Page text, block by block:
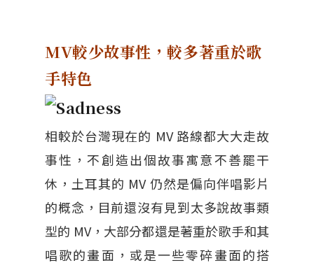
MV較少故事性，較多著重於歌
手特色
相較於台灣現在的 MV 路線都大大走故
事性，不創造出個故事寓意不善罷干
休，土耳其的 MV 仍然是偏向伴唱影片
的概念，目前還沒有見到太多說故事類
型的 MV，大部分都還是著重於歌手和其
唱歌的畫面，或是一些零碎畫面的搭